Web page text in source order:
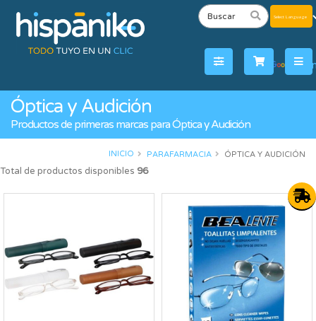
by
Óptica y Audición
Productos de primeras marcas para Óptica y Audición
INICIO PARAFARMACIA ÓPTICA Y AUDICIÓN
Total de productos disponibles 96